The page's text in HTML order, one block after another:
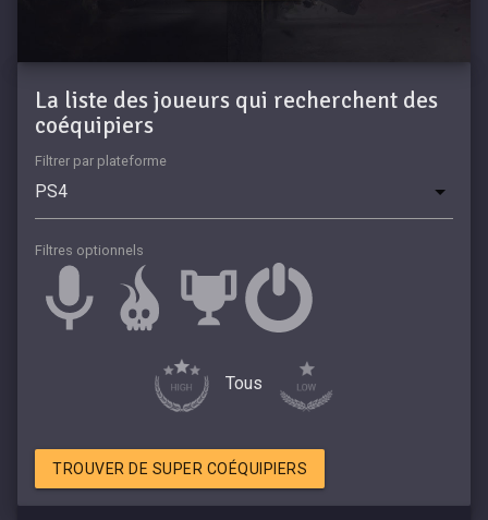
La liste des joueurs qui recherchent des
coéquipiers
Filtrer par plateforme
Filtres optionnels
Tous
TROUVER DE SUPER COÉQUIPIERS